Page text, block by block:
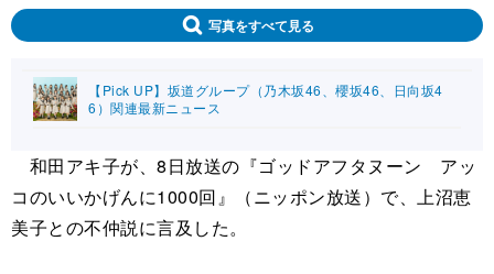
写真をすべて見る
【Pick UP】坂道グループ（乃木坂46、櫻坂46、日向坂4
6）関連最新ニュース
和田アキ子が、8日放送の『ゴッドアフタヌーン アッ
コのいいかげんに1000回』（ニッポン放送）で、上沼恵
美子との不仲説に言及した。